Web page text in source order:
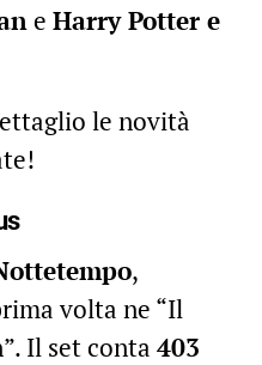
e Harry Potter e
le novità
,
volta ne “Il
Il set conta 403